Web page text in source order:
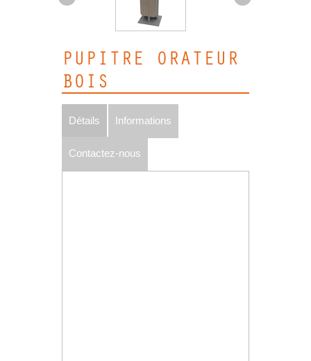
PUPITRE ORATEUR
BOIS
Détails Informations
Contactez-nous